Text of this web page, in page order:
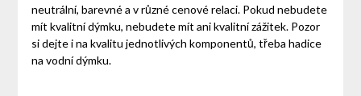
neutrální, barevné a v různé cenové relaci. Pokud nebudete
mít kvalitní dýmku, nebudete mít ani kvalitní zážitek. Pozor
si dejte i na kvalitu jednotlivých komponentů, třeba hadice
na vodní dýmku.